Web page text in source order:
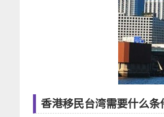
香港移民台湾需要什么条